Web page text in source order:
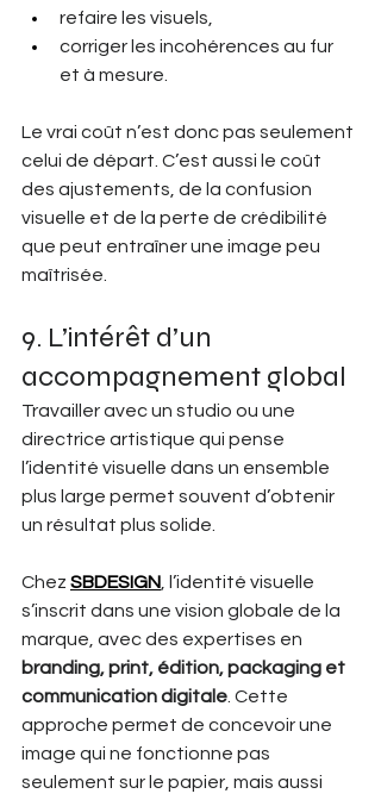
refaire les visuels,
corriger les incohérences au fur
et à mesure.
Le vrai coût n’est donc pas seulement
celui de départ. C’est aussi le coût
des ajustements, de la confusion
visuelle et de la perte de crédibilité
que peut entraîner une image peu
maîtrisée.
9. L’intérêt d’un
accompagnement global
Travailler avec un studio ou une
directrice artistique qui pense
l’identité visuelle dans un ensemble
plus large permet souvent d’obtenir
un résultat plus solide.
Chez SBDESIGN , l’identité visuelle
s’inscrit dans une vision globale de la
marque, avec des expertises en
branding, print, édition, packaging et
communication digitale . Cette
approche permet de concevoir une
image qui ne fonctionne pas
seulement sur le papier, mais aussi